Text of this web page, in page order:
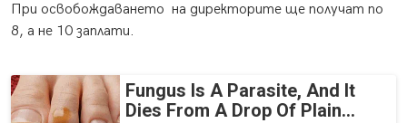
При освобождаването на директорите ще получат по
8, а не 10 заплати.
Fungus Is A Parasite, And It
Dies From A Drop Of Plain...